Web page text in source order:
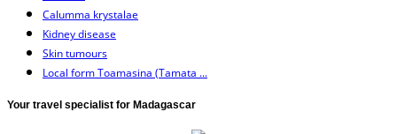
Calumma krystalae
Kidney disease
Skin tumours
Local form Toamasina (Tamata ...
Your travel specialist for Madagascar